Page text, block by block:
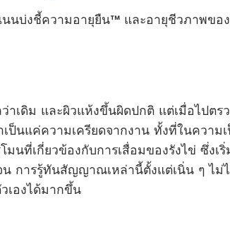
นนบ่งชี้ความอายุยืน™ และอายุชีวภาพของ
เดิม และผิวแห้งขึ้นผิดปกติ แต่เมื่อไปตร
ป็นแค่ความเครียดจากงาน ทั้งที่ในความ
นที่เกี่ยวข้องกับการเสื่อมของรังไข่ ซึ่งเริ่
น การรู้ทันสัญญาณเหล่านี้ตั้งแต่เนิ่น ๆ ไม่
เองได้มากขึ้น